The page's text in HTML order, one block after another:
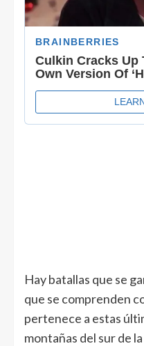
Hay batallas que se
que se comprenden
pertenece a estas
montañas del sur de